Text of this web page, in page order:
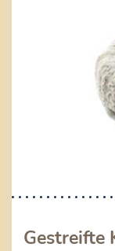
Gestreifte